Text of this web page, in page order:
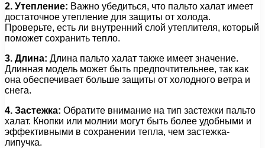
2. Утепление: Важно убедиться, что пальто халат имеет
достаточное утепление для защиты от холода.
Проверьте, есть ли внутренний слой утеплителя, который
поможет сохранить тепло.
3. Длина: Длина пальто халат также имеет значение.
Длинная модель может быть предпочтительнее, так как
она обеспечивает больше защиты от холодного ветра и
снега.
4. Застежка: Обратите внимание на тип застежки пальто
халат. Кнопки или молнии могут быть более удобными и
эффективными в сохранении тепла, чем застежка-
липучка.